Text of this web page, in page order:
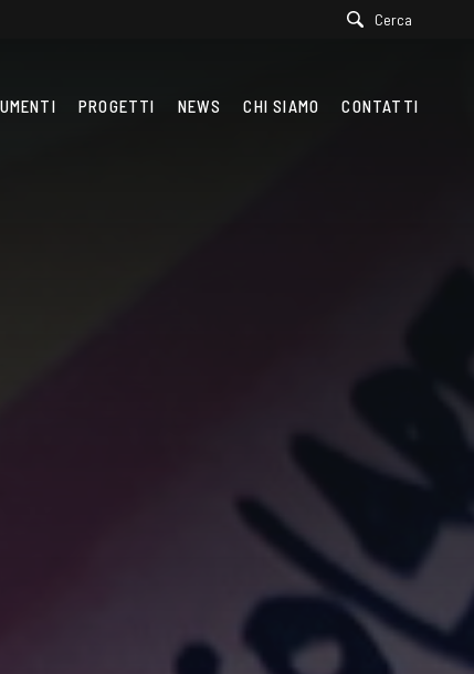
Cerca
PROGETTI NEWS CHI SIAMO CONTATTI